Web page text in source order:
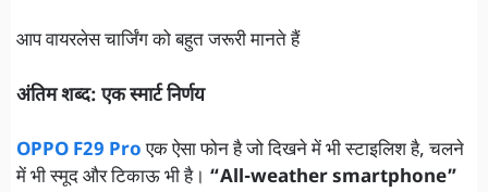
आप वायरलेस चार्जिंग को बहुत जरूरी मानते हैं
अंतिम शब्द: एक स्मार्ट निर्णय
OPPO F29 Pro एक ऐसा फोन है जो दिखने में भी स्टाइलिश है, चलने
में भी स्मूद और टिकाऊ भी है। “All-weather smartphone”